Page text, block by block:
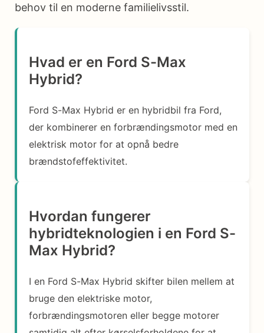
behov til en moderne familielivsstil.
Hvad er en Ford S-Max
Hybrid?
Ford S-Max Hybrid er en hybridbil fra Ford,
der kombinerer en forbrændingsmotor med en
elektrisk motor for at opnå bedre
brændstofeffektivitet.
Hvordan fungerer
hybridteknologien i en Ford S-
Max Hybrid?
I en Ford S-Max Hybrid skifter bilen mellem at
bruge den elektriske motor,
forbrændingsmotoren eller begge motorer